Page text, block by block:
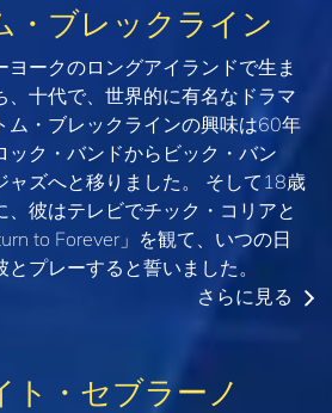
・ブレックライン
ヨークのロングアイランドで生ま
、十代で、世界的に有名なドラマ
ム・ブレックラインの興味は60年
ック・バンドからビック・バン
ャズへと移りました。 そして18歳
、彼はテレビでチック・コリアと
to Forever」を観て、いつの日
とプレーすると誓いました。
さらに見る
ト・セブラーノ